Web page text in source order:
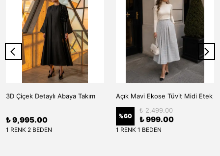
3D Çiçek Detaylı Abaya Takım
₺ 9,995.00
1 RENK 2 BEDEN
Açık Mavi Ekose Tüvit Midi Etek
%60
₺ 2,499.00
₺ 999.00
1 RENK 1 BEDEN